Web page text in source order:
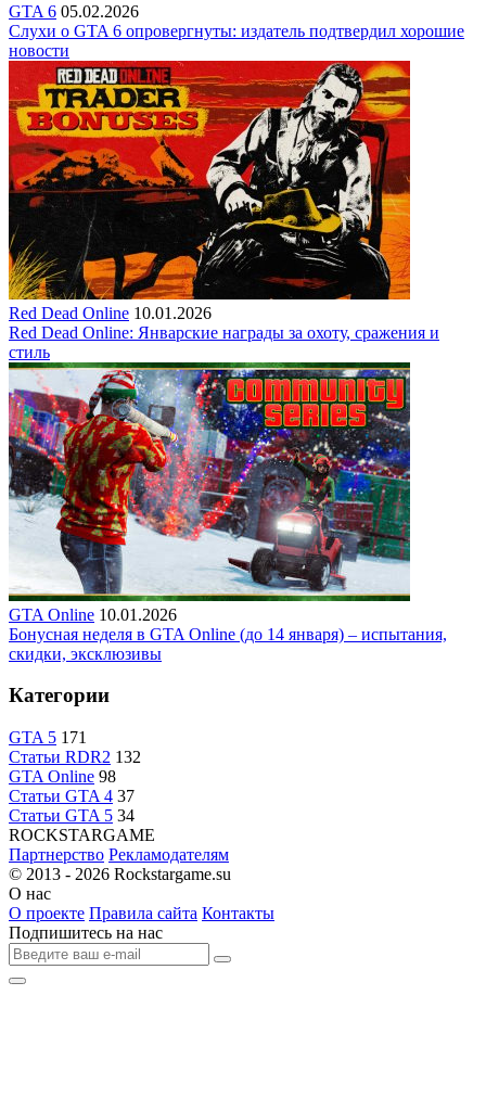
GTA 6 05.02.2026
Слухи о GTA 6 опровергнуты: издатель подтвердил хорошие
новости
Red Dead Online 10.01.2026
Red Dead Online: Январские награды за охоту, сражения и
стиль
GTA Online 10.01.2026
Бонусная неделя в GTA Online (до 14 января) – испытания,
скидки, эксклюзивы
Категории
GTA 5 171
Статьи RDR2 132
GTA Online 98
Статьи GTA 4 37
Статьи GTA 5 34
ROCKSTARGAME
Партнерство Рекламодателям
© 2013 - 2026 Rockstargame.su
О нас
О проекте Правила сайта Контакты
Подпишитесь на нас